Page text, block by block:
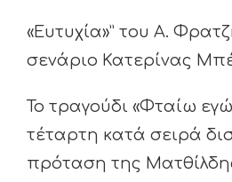
«Ευτυχία»” του Α.
σενάριο Κατερίνας
Το τραγούδι «Φταίω εγώ
τέταρτη κατά σειρά
πρόταση της